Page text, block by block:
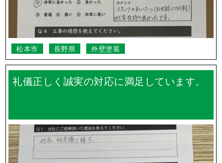
松本市 長野県 外壁塗装
礼儀正しく誠実の対応に満足しています。